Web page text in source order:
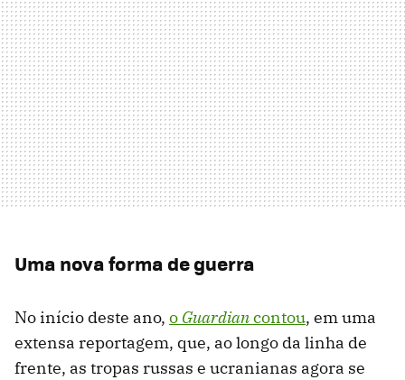
Uma nova forma de guerra
No início deste ano, o Guardiancontou, em uma
extensa reportagem, que, ao longo da linha de
frente, as tropas russas e ucranianas agora se